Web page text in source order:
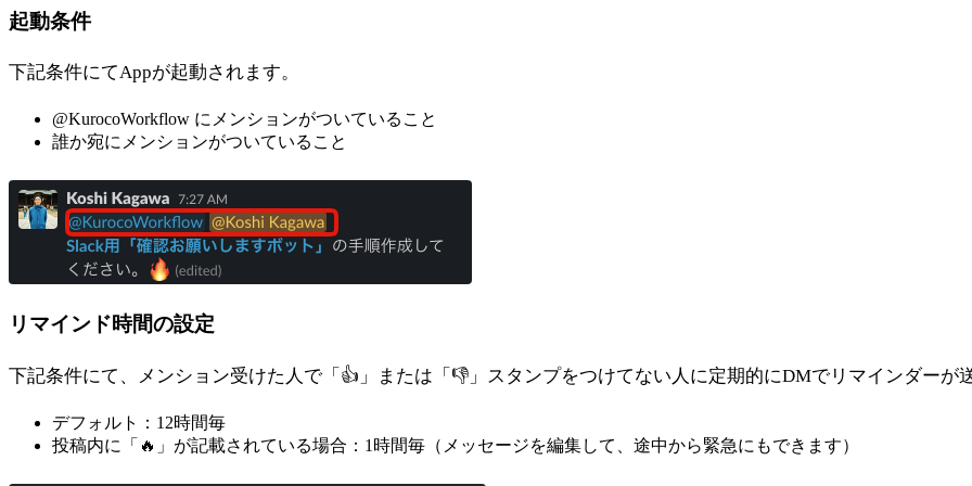
起動条件
下記条件にてAppが起動されます。
@KurocoWorkflow にメンションがついていること
誰か宛にメンションがついていること
リマインド時間の設定
下記条件にて、メンション受けた人で「👍」または「👎」スタンプをつけてない人に定期的にDMでリマインダーが
デフォルト：12時間毎
投稿内に「🔥」が記載されている場合：1時間毎（メッセージを編集して、途中から緊急にもできます）